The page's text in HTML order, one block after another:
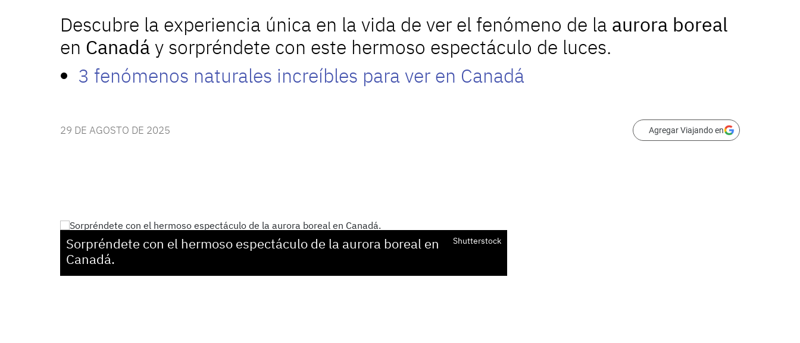
Descubre la experiencia única en la vida de ver el fenómeno de la aurora boreal
en Canadáy sorpréndete con este hermoso espectáculo de luces.
3 fenómenos naturales increíbles para ver en Canadá
29 DE AGOSTO DE 2025 Agregar Viajando en
Sorpréndete con el hermoso espectáculo de la aurora boreal en
Canadá.
Shutterstock